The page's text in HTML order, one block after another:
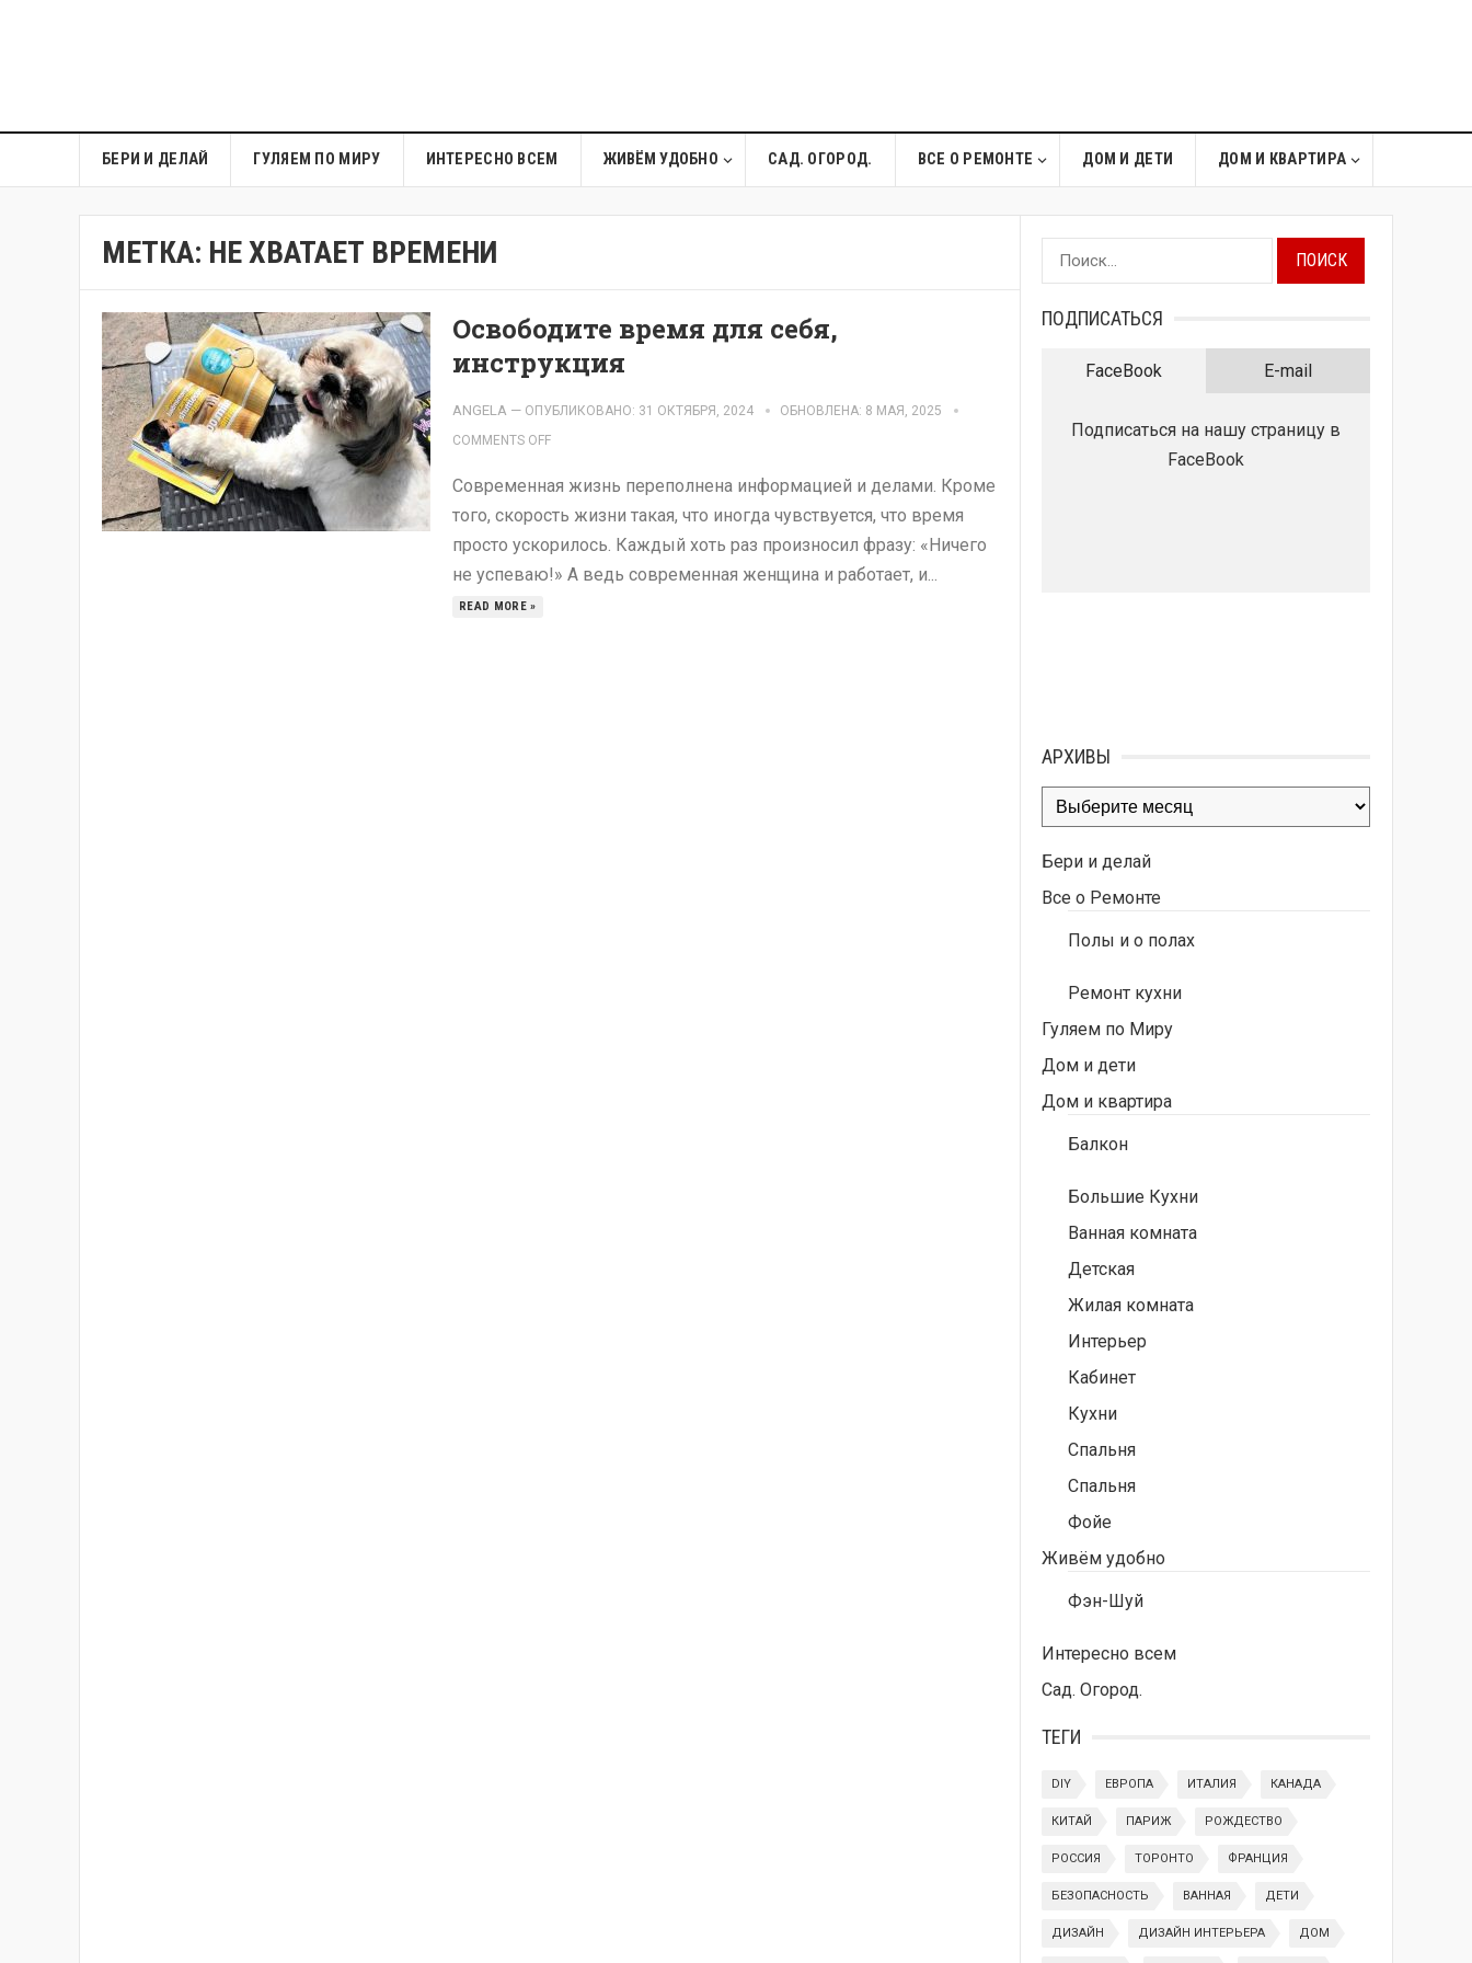
БЕРИ И ДЕЛАЙ ГУЛЯЕМ ПО МИРУ ИНТЕРЕСНО ВСЕМ ЖИВЁМ УДОБНО САД. ОГОРОД. ВСЕ О РЕМОНТЕ ДОМ И ДЕТИ ДОМ И КВАРТИРА
МЕТКА: НЕ ХВАТАЕТ ВРЕМЕНИ
Освободите время для себя,
инструкция
ANGELA — ОПУБЛИКОВАНО: 31 ОКТЯБРЯ, 2024
ОБНОВЛЕНА: 8 МАЯ, 2025
COMMENTS OFF
Современная жизнь переполнена информацией и делами. Кроме
того, скорость жизни такая, что иногда чувствуется, что время
просто ускорилось. Каждый хоть раз произносил фразу: «Ничего
не успеваю!» А ведь современная женщина и работает, и...
READ MORE »
Найти:
ПОДПИСАТЬСЯ
FaceBook E-mail
Подписаться на нашу страницу в
FaceBook
АРХИВЫ
Архивы
Бери и делай
Все о Ремонте
Полы и о полах
Ремонт кухни
Гуляем по Миру
Дом и дети
Дом и квартира
Балкон
Большие Кухни
Ванная комната
Детская
Жилая комната
Интерьер
Кабинет
Кухни
Спальня
Спальня
Фойе
Живём удобно
Фэн-Шуй
Интересно всем
Сад. Огород.
ТЕГИ
DIY ЕВРОПА ИТАЛИЯ КАНАДА
КИТАЙ ПАРИЖ РОЖДЕСТВО
РОССИЯ ТОРОНТО ФРАНЦИЯ
БЕЗОПАСНОСТЬ ВАННАЯ ДЕТИ
ДИЗАЙН ДИЗАЙН ИНТЕРЬЕРА ДОМ